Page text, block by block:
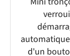
d'un